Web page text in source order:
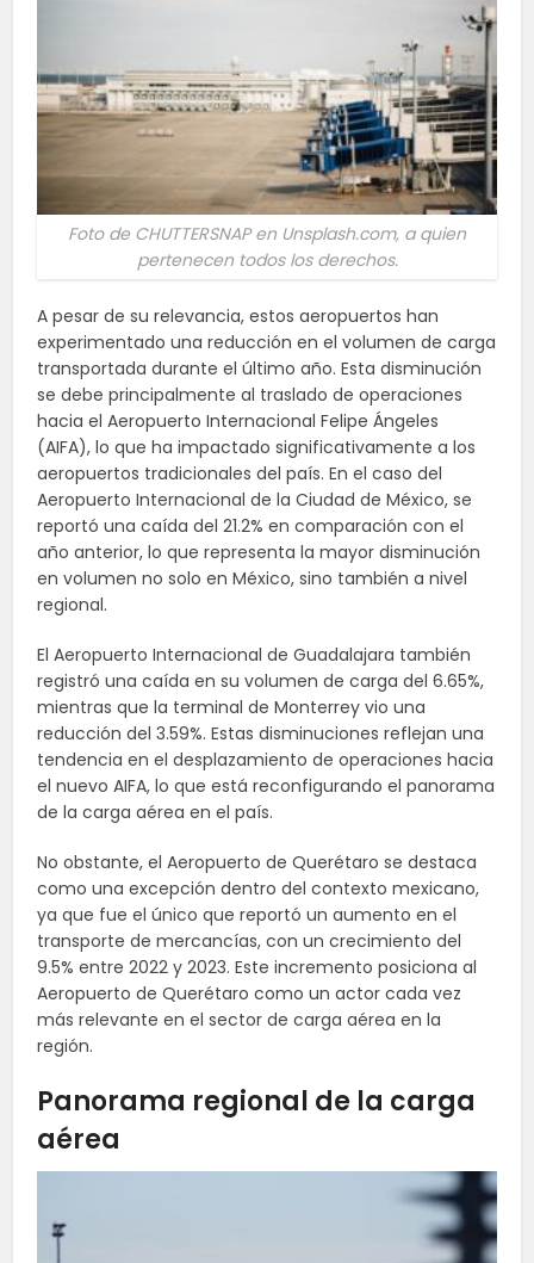
Foto de CHUTTERSNAP en Unsplash.com, a quien
pertenecen todos los derechos.
A pesar de su relevancia, estos aeropuertos han
experimentado una reducción en el volumen de carga
transportada durante el último año. Esta disminución
se debe principalmente al traslado de operaciones
hacia el Aeropuerto Internacional Felipe Ángeles
(AIFA), lo que ha impactado significativamente a los
aeropuertos tradicionales del país. En el caso del
Aeropuerto Internacional de la Ciudad de México, se
reportó una caída del 21.2% en comparación con el
año anterior, lo que representa la mayor disminución
en volumen no solo en México, sino también a nivel
regional.
El Aeropuerto Internacional de Guadalajara también
registró una caída en su volumen de carga del 6.65%,
mientras que la terminal de Monterrey vio una
reducción del 3.59%. Estas disminuciones reflejan una
tendencia en el desplazamiento de operaciones hacia
el nuevo AIFA, lo que está reconfigurando el panorama
de la carga aérea en el país.
No obstante, el Aeropuerto de Querétaro se destaca
como una excepción dentro del contexto mexicano,
ya que fue el único que reportó un aumento en el
transporte de mercancías, con un crecimiento del
9.5% entre 2022 y 2023. Este incremento posiciona al
Aeropuerto de Querétaro como un actor cada vez
más relevante en el sector de carga aérea en la
región.
Panorama regional de la carga
aérea